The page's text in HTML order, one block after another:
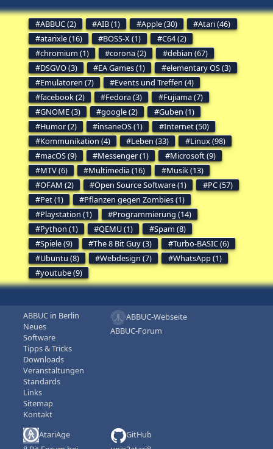
ABBUC (2) AIB (1) Apple (30)
Atari (46)
atarixle (16)
BOSS-X (1)
C64 (2)
chromium (1)
corona (2)
debian (67)
DSGVO (3)
EA Games (1)
elementary OS (3)
Emulatoren (7)
Events und Treffen (4)
facebook (2)
Fedora (3)
Fujiama (7)
GNOME (3)
google (2)
Guben (1)
Humor (2)
insaneOS (1)
Internet (50)
Kommunikation (4)
Leben (33)
Linux (98)
macOS (9)
Messenger (1)
Microsoft (9)
MTV (6)
Multimedia (16)
Musik (13)
OFAM (2)
Open Source Software (1)
PC (57)
Pet (1)
Pflanzen gegen Zombies (1)
Playstation (1)
Programmierung (14)
Python (1)
QEMU (1)
Spam (8)
Spiele (9)
The 8 Bit Guy (3)
Turbo-BASIC (6)
Ubuntu (8)
Webdesign (7)
WhatsApp (1)
youtube (9)
ABBUC in Berlin
Neues
Software
Tipps & Tricks
Downloads
Veranstaltungen
Standards
Links
Sitemap
Kontakt
ABBUC-Webseite
ABBUC-Forum
AtariAge
GitHub